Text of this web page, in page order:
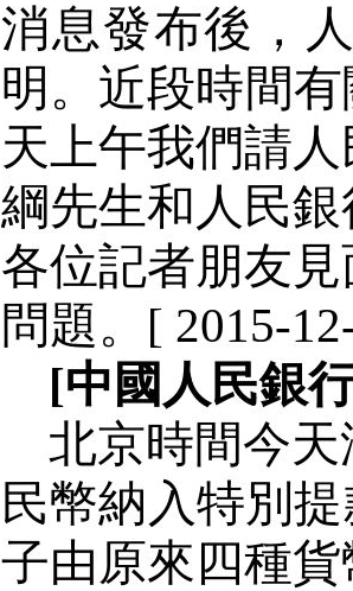
消息發布後，
明。近段時間
天上午我們請
綱先生和人民
各位記者朋友
問題。[ 2015-
[中國人民銀
北京時間今
民幣納入特別
子由原來四種